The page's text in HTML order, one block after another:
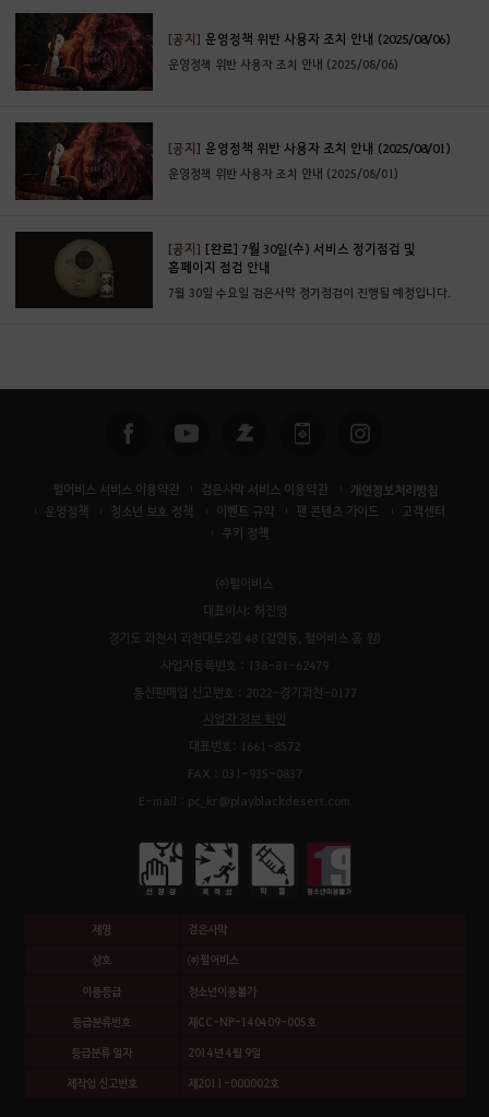
[공지] 운영정책 위반 사용자 조치 안내 (2025/08/06)
운영정책 위반 사용자 조치 안내 (2025/08/06)
[공지] 운영정책 위반 사용자 조치 안내 (2025/08/01)
운영정책 위반 사용자 조치 안내 (2025/08/01)
[공지] [완료] 7월 30일(수) 서비스 정기점검 및
홈페이지 점검 안내
7월 30일 수요일 검은사막 정기점검이 진행될 예정입니다.
펄어비스 서비스 이용약관 검은사막 서비스 이용약관 개인정보처리방침
운영정책 청소년 보호 정책 이벤트 규약 팬 콘텐츠 가이드
고객센터
쿠키 정책
㈜펄어비스
대표이사: 허진영
경기도 과천시 과천대로2길 48 (갈현동, 펄어비스 홈 원)
사업자등록번호 : 138-81-62479
통신판매업 신고번호 : 2022-경기과천-0177
사업자 정보 확인
대표번호: 1661-8572
FAX : 031-935-0837
E-mail : pc_kr@playblackdesert.com
제명 검은사막
상호 ㈜펄어비스
이용등급 청소년이용불가
등급분류번호 제CC-NP-140409-005호
등급분류 일자 2014년 4월 9일
제작업 신고번호 제2011-000002호